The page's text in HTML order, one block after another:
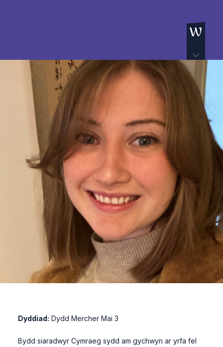
Dyddiad: Dydd Mercher Mai 3
Bydd siaradwyr Cymraeg sydd am gychwyn ar yrfa fel